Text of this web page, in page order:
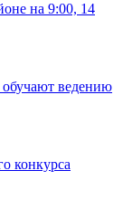
на 9:00, 14
ведению
конкурса